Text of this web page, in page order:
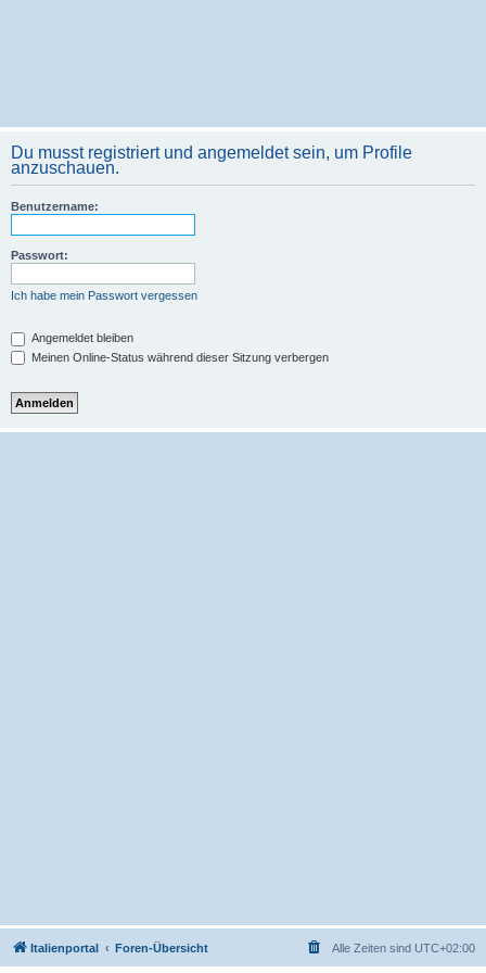
Du musst registriert und angemeldet sein, um Profile
anzuschauen.
Benutzername:
Passwort:
Ich habe mein Passwort vergessen
Angemeldet bleiben
Meinen Online-Status während dieser Sitzung verbergen
Italienportal Foren-Übersicht Alle Zeiten sind UTC+02:00